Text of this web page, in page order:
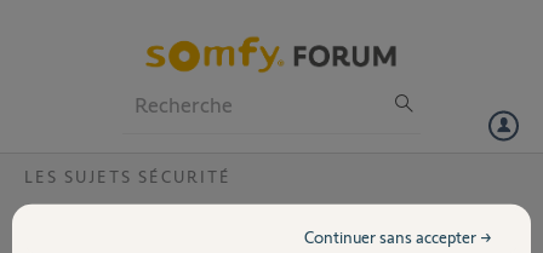
Volet
LES SUJETS SÉCURITÉ
Sirène automatique sur camera outdoor
Continuer sans accepter →